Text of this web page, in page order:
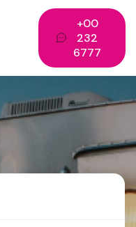
+00
232
6777